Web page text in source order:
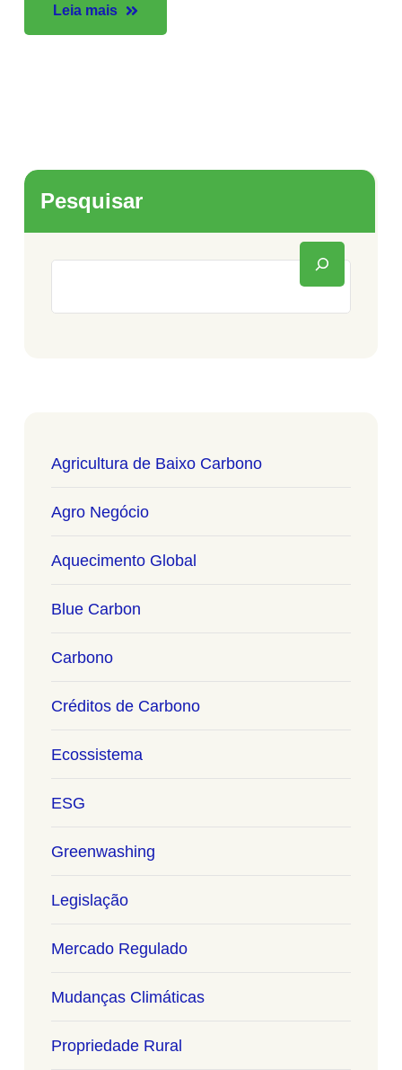
Leia mais
Pesquisar
Agricultura de Baixo Carbono
Agro Negócio
Aquecimento Global
Blue Carbon
Carbono
Créditos de Carbono
Ecossistema
ESG
Greenwashing
Legislação
Mercado Regulado
Mudanças Climáticas
Propriedade Rural